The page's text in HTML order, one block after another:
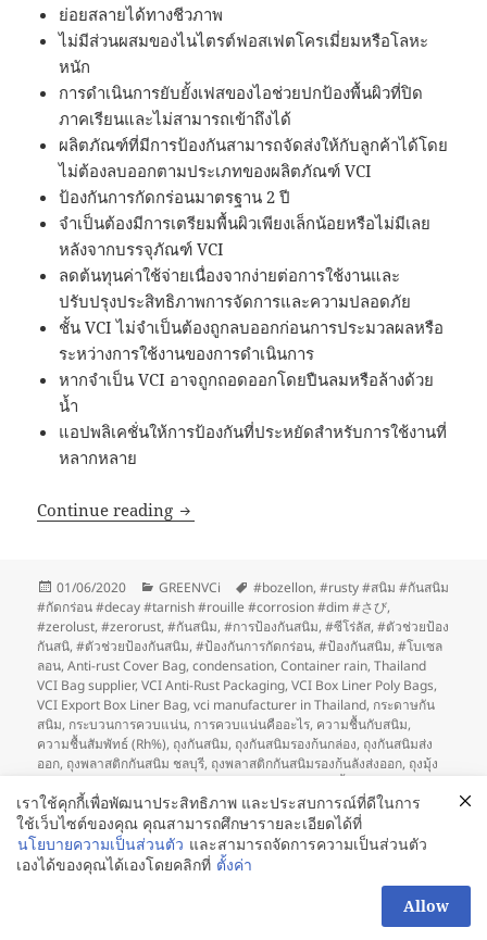
ย่อยสลายได้ทางชีวภาพ
ไม่มีส่วนผสมของไนไตรต์ฟอสเฟตโครเมี่ยมหรือโลหะ
หนัก
การดำเนินการยับยั้งเฟสของไอช่วยปกป้องพื้นผิวที่ปิด
ภาคเรียนและไม่สามารถเข้าถึงได้
ผลิตภัณฑ์ที่มีการป้องกันสามารถจัดส่งให้กับลูกค้าได้โดย
ไม่ต้องลบออกตามประเภทของผลิตภัณฑ์ VCI
ป้องกันการกัดกร่อนมาตรฐาน 2 ปี
จำเป็นต้องมีการเตรียมพื้นผิวเพียงเล็กน้อยหรือไม่มีเลย
หลังจากบรรจุภัณฑ์ VCI
ลดต้นทุนค่าใช้จ่ายเนื่องจากง่ายต่อการใช้งานและ
ปรับปรุงประสิทธิภาพการจัดการและความปลอดภัย
ชั้น VCI ไม่จำเป็นต้องถูกลบออกก่อนการประมวลผลหรือ
ระหว่างการใช้งานของการดำเนินการ
หากจำเป็น VCI อาจถูกถอดออกโดยปืนลมหรือล้างด้วย
น้ำ
แอปพลิเคชั่นให้การป้องกันที่ประหยัดสำหรับการใช้งานที่
หลากหลาย
Continue reading ประโยชน์ของ VCI บทความโดย GreenVCI
Posted
on
01/06/2020 Categories
GREENVCi Tags
#bozellon,#rusty #สนิม #กันสนิม
#กัดกร่อน #decay #tarnish #rouille #corrosion #dim #さび,
#zerolust,#zerorust,#กันสนิม,#การป้องกันสนิม,#ซีโร่ลัส,#ตัวช่วยป้อง
กันสนิ,#ตัวช่วยป้องกันสนิม,#ป้องกันการกัดกร่อน,#ป้องกันสนิม,#โบเซล
ลอน,Anti-rust Cover Bag,condensation,Container rain,Thailand
VCI Bag supplier,VCI Anti-Rust Packaging,VCI Box Liner Poly Bags,
VCI Export Box Liner Bag,vci manufacturer in Thailand, กระดาษกัน
สนิม, กระบวนการควบแน่น, การควบแน่นคืออะไร, ความชื้นกับสนิม,
ความชื้นสัมพัทธ์ (Rh%), ถุงกันสนิม, ถุงกันสนิมรองก้นกล่อง, ถุงกันสนิมส่ง
ออก, ถุงพลาสติกกันสนิม ชลบุรี, ถุงพลาสติกกันสนิมรองก้นลังส่งออก, ถุงมุ้ง
#ซีโร่รัส
Leave a commenton ประโยชน์ของ VCI บทความโดย GreenVCI
Posts
pagination
PAGE
Next
เราใช้คุกกี้เพื่อพัฒนาประสิทธิภาพ และประสบการณ์ที่ดีในการ
ใช้เว็บไซต์ของคุณ คุณสามารถศึกษารายละเอียดได้ที่
นโยบายความเป็นส่วนตัว และสามารถจัดการความเป็นส่วนตัว
เองได้ของคุณได้เองโดยคลิกที่ ตั้งค่า
Allow
OPEN